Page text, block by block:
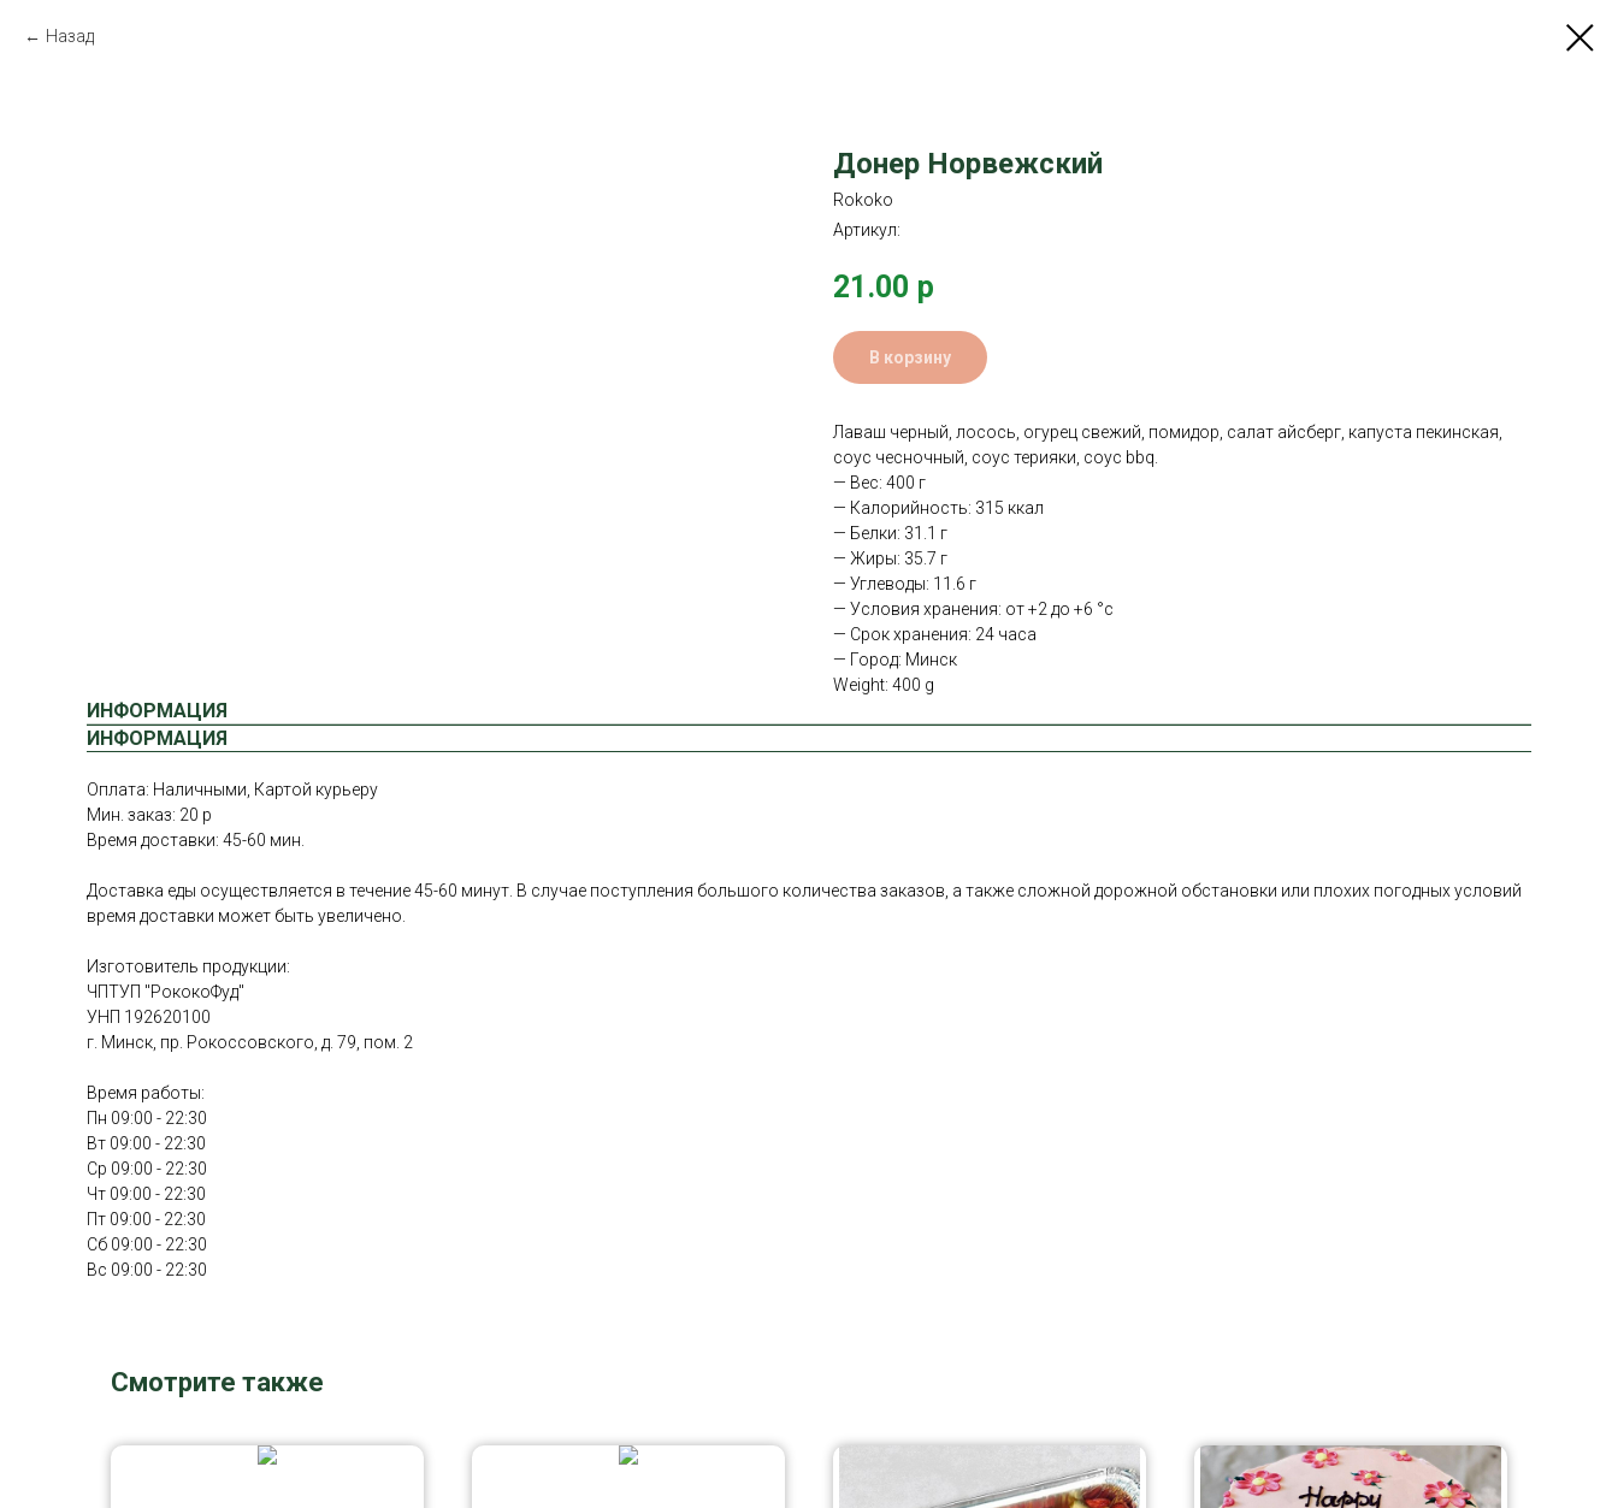
Назад
Донер Норвежский
Rokoko
Артикул:
21.00 р
В корзину
Лаваш черный, лосось, огурец свежий, помидор, салат айсберг, капуста пекинская,
соус чесночный, соус терияки, соус bbq.
— Вес: 400 г
— Калорийность: 315 ккал
— Белки: 31.1 г
— Жиры: 35.7 г
— Углеводы: 11.6 г
— Условия хранения: от +2 до +6 °с
— Срок хранения: 24 часа
— Город: Минск
Weight: 400 g
ИНФОРМАЦИЯ
ИНФОРМАЦИЯ
Оплата: Наличными, Картой курьеру
Мин. заказ: 20 р
Время доставки: 45-60 мин.
Доставка еды осуществляется в течение 45-60 минут. В случае поступления большого количества заказов, а также сложной дорожной обстановки или плохих погодных условий
время доставки может быть увеличено.
Изготовитель продукции:
ЧПТУП "РококоФуд"
УНП 192620100
г. Минск, пр. Рокоссовского, д. 79, пом. 2
Время работы:
Пн 09:00 - 22:30
Вт 09:00 - 22:30
Ср 09:00 - 22:30
Чт 09:00 - 22:30
Пт 09:00 - 22:30
Сб 09:00 - 22:30
Вс 09:00 - 22:30
Смотрите также